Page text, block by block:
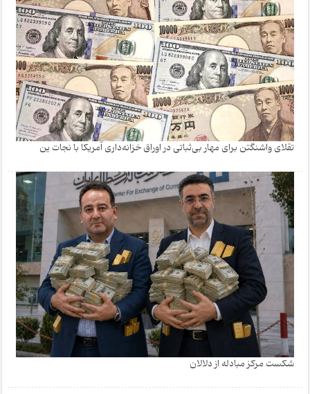
تقلای واشنگتن برای مهار بی‌ثباتی در اوراق خزانه‌داری آمریکا با نجات ین
شکست مرکز مبادله از دلالان